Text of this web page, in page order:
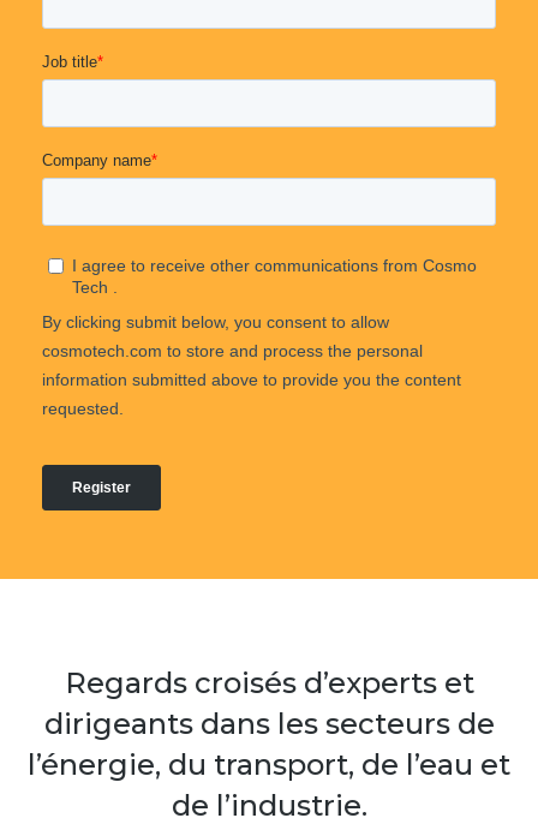
Regards croisés d’experts et
dirigeants dans les secteurs de
l’énergie, du transport, de l’eau et
de l’industrie.